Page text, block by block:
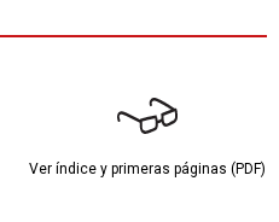
Ver índice y primeras páginas (PDF)